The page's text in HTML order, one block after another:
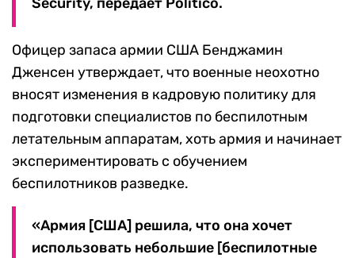
Офицер запаса армии США Бенджамин
Дженсен утверждает, что военные неохотно
вносят изменения в кадровую политику для
подготовки специалистов по беспилотным
летательным аппаратам, хоть армия и начинает
экспериментировать с обучением
беспилотников разведке.
«Армия [США] решила, что она хочет
использовать небольшие [беспилотные